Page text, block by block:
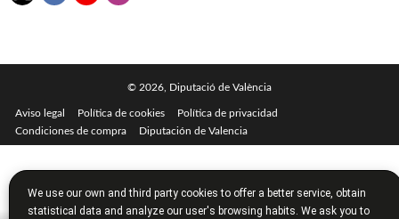
© 2026, Diputació de València
Aviso legal Política de cookies
Política de privacidad
Condiciones de compra
Diputación de Valencia
We use our own and third party cookies to offer a better service, obtain
statistical data and analyze our user's browsing habits. We ask you to